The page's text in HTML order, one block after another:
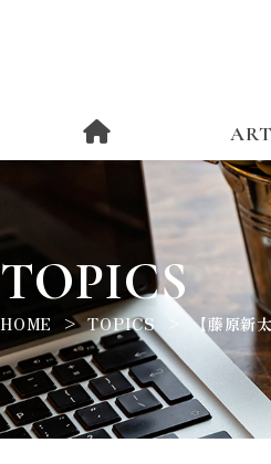
TOPICS
HOME TOPICS 【藤原新